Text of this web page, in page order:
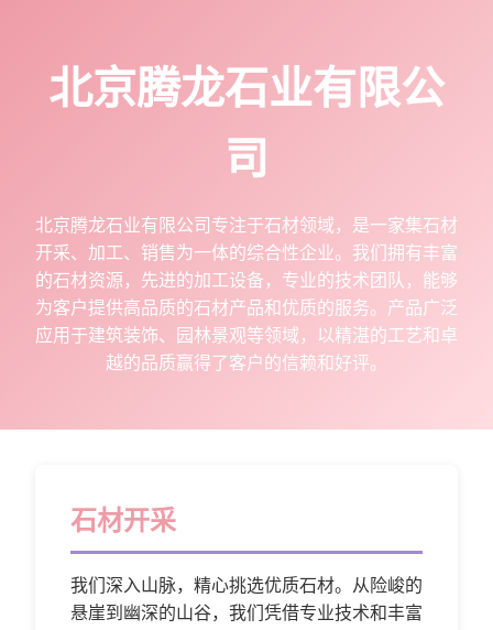
北京腾龙石业有限公
司
北京腾龙石业有限公司专注于石材领域，是一家集石材
开采、加工、销售为一体的综合性企业。我们拥有丰富
的石材资源，先进的加工设备，专业的技术团队，能够
为客户提供高品质的石材产品和优质的服务。产品广泛
应用于建筑装饰、园林景观等领域，以精湛的工艺和卓
越的品质赢得了客户的信赖和好评。
石材开采
我们深入山脉，精心挑选优质石材。从险峻的
悬崖到幽深的山谷，我们凭借专业技术和丰富